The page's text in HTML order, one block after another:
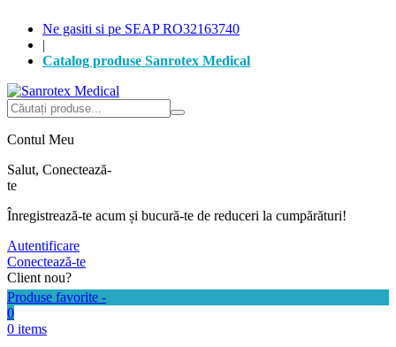
Ne gasiti si pe SEAP RO32163740
|
Catalog produse Sanrotex Medical
Autentificare
Produse favorite -
0
0 items